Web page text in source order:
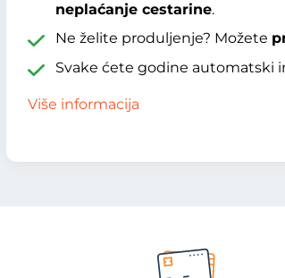
neplaćanje cestarine.
Ne želite produljenje? Možete
Svake ćete godine automatski
Više informacija